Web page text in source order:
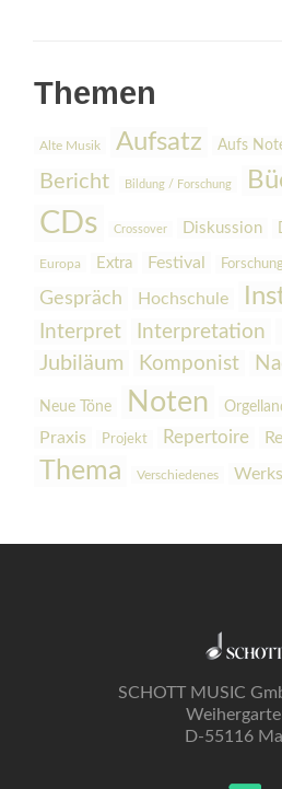
Themen
Alte Musik Aufsatz Aufs
Bericht Bildung / Forschung
CDs Crossover Diskussion
Europa Extra Festival
Gespräch Hochschule
Interpret Interpretation
Jubiläum
Komponist
Neue Töne Noten
Praxis Projekt Repertoire
Thema Verschiedenes
SCHOTT MUSIC
D-55116